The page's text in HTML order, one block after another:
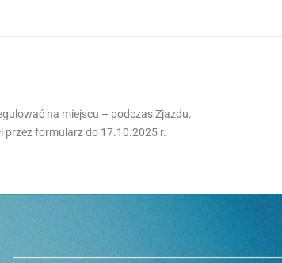
na miejscu – podczas Zjazdu.
przez formularz do 17.10.2025 r.